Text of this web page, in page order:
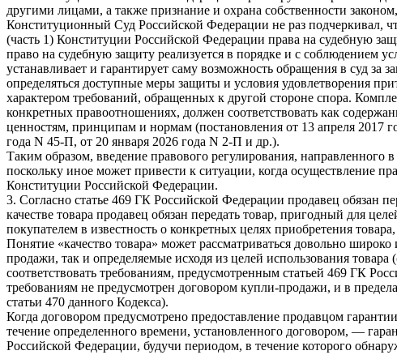
другими лицами, а также признание и охрана собственности законом,
Конституционный Суд Российской Федерации не раз подчеркивал,
(часть 1) Конституции Российской Федерации права на судебную
право на судебную защиту реализуется в порядке и с соблюдением
устанавливает и гарантирует саму возможность обращения в суд
определяться доступные меры защиты и условия удовлетворения
характером требований, обращенных к другой стороне спора.
конкретных правоотношениях, должен соответствовать как
ценностям, принципам и нормам (постановления от 13 апреля 2017
года N 45-П, от 20 января 2026 года N 2-П и др.).
Таким образом, введение правового регулирования, направленного
поскольку иное может привести к ситуации, когда осуществление
Конституции Российской Федерации.
3. Согласно статье 469 ГК Российской Федерации продавец обязан
качестве товара продавец обязан передать товар, пригодный для
покупателем в известность о конкретных целях приобретения
Понятие «качество товара» может рассматриваться довольно
продажи, так и определяемые исходя из целей использования
соответствовать требованиям, предусмотренным статьей 469 ГК
требованиям не предусмотрен договором купли-продажи, и в
статьи 470 данного Кодекса).
Когда договором предусмотрено предоставление продавцом
течение определенного времени, установленного договором, —
Российской Федерации, будучи периодом, в течение которого